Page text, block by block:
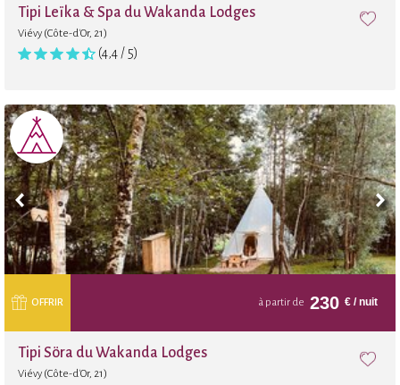
Tipi Leïka & Spa du Wakanda Lodges
Viévy (Côte-d'Or, 21)
(4,4 / 5)
OFFRIR à partir de 230 € / nuit
Tipi Söra du Wakanda Lodges
Viévy (Côte-d'Or, 21)